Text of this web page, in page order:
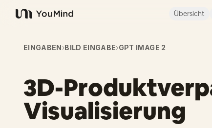
YouMind
Übersicht
EINGABEN›BILD EINGABE›GPT IMAGE 2
3D-
Visualisierung